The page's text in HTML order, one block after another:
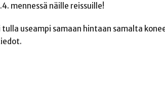
mennessä näille reissuille!
tulla useampi samaan hintaan samalta